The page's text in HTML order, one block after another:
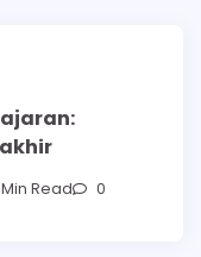
Read 0